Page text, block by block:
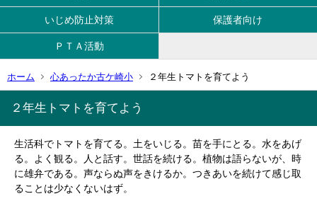
いじめ防止対策 保護者向け
ＰＴＡ活動
ホーム 心あったか古ケ崎小 ２年生トマトを育てよう
２年生トマトを育てよう
生活科でトマトを育てる。土をいじる。苗を手にとる。水をあげ
る。よく観る。人と話す。世話を続ける。植物は語らないが、時
に雄弁である。声ならぬ声をきけるか。つきあいを続けて感じ取
ることは少なくないはず。